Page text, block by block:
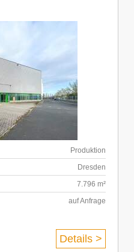
Produktion
Dresden
7.796 m²
auf Anfrage
Details >